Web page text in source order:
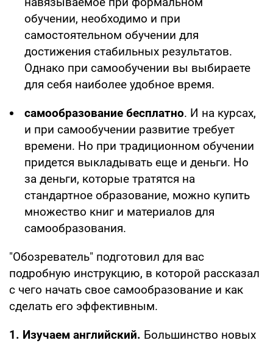
обучении, необходимо и при
самостоятельном обучении для
достижения стабильных результатов.
Однако при самообучении вы выбираете
для себя наиболее удобное время.
самообразование бесплатно. И на курсах,
и при самообучении развитие требует
времени. Но при традиционном обучении
придется выкладывать еще и деньги. Но
за деньги, которые тратятся на
стандартное образование, можно купить
множество книг и материалов для
самообразования.
"Обозреватель" подготовил для вас
подробную инструкцию, в которой рассказал
с чего начать свое самообразование и как
сделать его эффективным.
1. Изучаем английский. Большинство новых